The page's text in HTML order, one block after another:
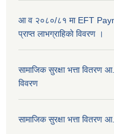
आ व २०८०/८१ मा EFT
प्राप्त लाभग्राहिकाे विवरण ।
सामाजिक सुरक्षा भत्ता वितरण
विवरण
सामाजिक सुरक्षा भत्ता